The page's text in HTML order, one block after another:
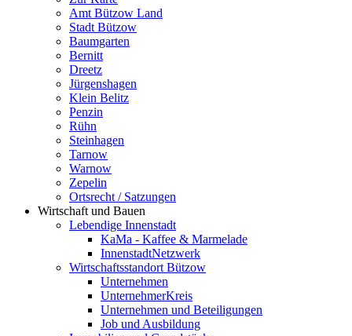
Amt Bützow Land
Stadt Bützow
Baumgarten
Bernitt
Dreetz
Jürgenshagen
Klein Belitz
Penzin
Rühn
Steinhagen
Tarnow
Warnow
Zepelin
Ortsrecht / Satzungen
Wirtschaft und Bauen
Lebendige Innenstadt
KaMa - Kaffee & Marmelade
InnenstadtNetzwerk
Wirtschaftsstandort Bützow
Unternehmen
UnternehmerKreis
Unternehmen und Beteiligungen
Job und Ausbildung